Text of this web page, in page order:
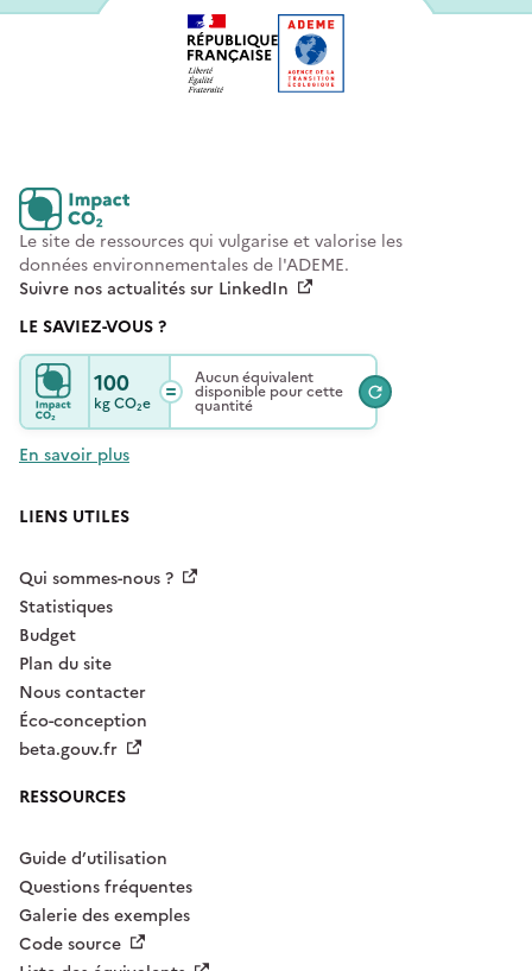
Le site de ressources qui vulgarise et valorise les
données environnementales de l'ADEME.
Suivre nos actualités sur LinkedIn
LE SAVIEZ-VOUS ?
100
kgCO₂e
Aucun équivalent
disponible pour cette
quantité
En savoir plus
LIENS UTILES
Qui sommes-nous ?
Statistiques
Budget
Plan du site
Nous contacter
Éco-conception
beta.gouv.fr
RESSOURCES
Guide d’utilisation
Questions fréquentes
Galerie des exemples
Code source